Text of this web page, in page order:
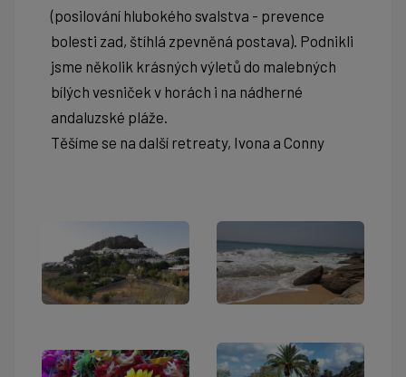
(posilování hlubokého svalstva - prevence
bolesti zad, štíhlá zpevněná postava). Podnikli
jsme několik krásných výletů do malebných
bílých vesniček v horách i na nádherné
andaluzské pláže.
Těšíme se na další retreaty, Ivona a Conny